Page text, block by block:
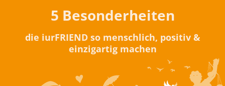
5 Besonderheiten
die iurFRIEND so menschlich, positiv &
einzigartig machen